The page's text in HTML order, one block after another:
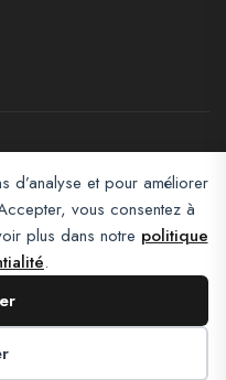
d’analyse et pour améliorer
vous consentez à
plus dans notre politique
.
All Rights Reserved